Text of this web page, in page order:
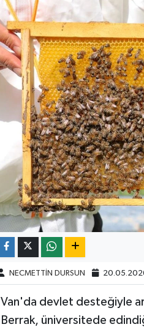
NECMETTİN DURSUN
Van'da devlet desteğiyle
Berrak, üniversitede